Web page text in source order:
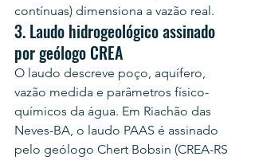
contínuas) dimensiona a vazão real.
3. Laudo hidrogeológico assinado
por geólogo CREA
O laudo descreve poço, aquífero,
vazão medida e parâmetros físico-
químicos da água. Em Riachão das
Neves-BA, o laudo PAAS é assinado
pelo geólogo Chert Bobsin (CREA-RS